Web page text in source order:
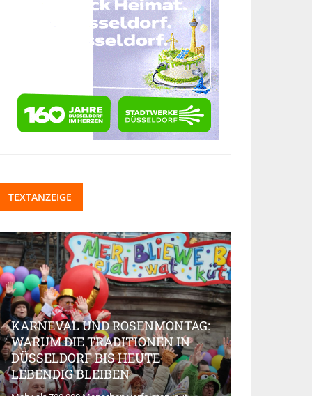
TEXTANZEIGE
KARNEVAL UND ROSENMONTAG:
WARUM DIE TRADITIONEN IN
DÜSSELDORF BIS HEUTE
LEBENDIG BLEIBEN